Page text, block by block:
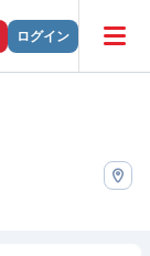
ログイン